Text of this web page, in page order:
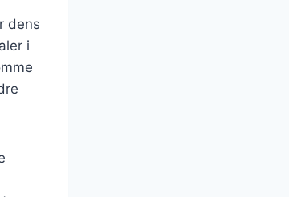
dens
i